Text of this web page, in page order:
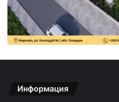
Информация